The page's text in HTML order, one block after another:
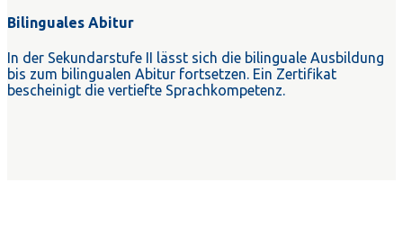
Bilinguales Abitur
In der Sekundarstufe II lässt sich die bilinguale Ausbildung
bis zum bilingualen Abitur fortsetzen. Ein Zertifikat
bescheinigt die vertiefte Sprachkompetenz.